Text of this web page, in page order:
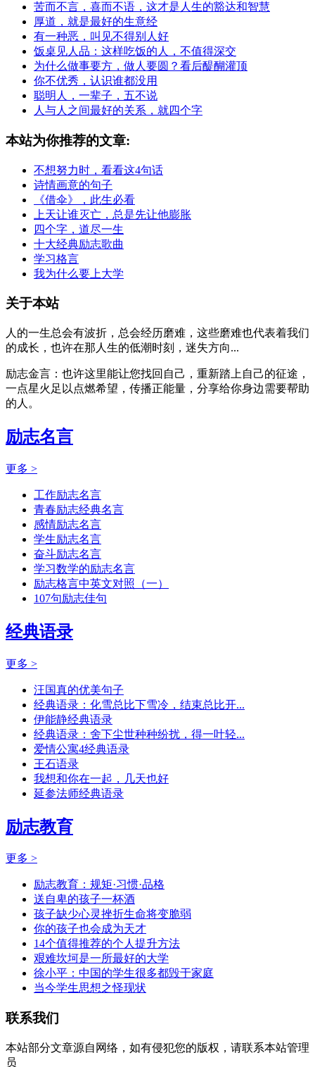
苦而不言，喜而不语，这才是人生的豁达和智慧
厚道，就是最好的生意经
有一种恶，叫见不得别人好
饭桌见人品：这样吃饭的人，不值得深交
为什么做事要方，做人要圆？看后醍醐灌顶
你不优秀，认识谁都没用
聪明人，一辈子，五不说
人与人之间最好的关系，就四个字
本站为你推荐的文章:
不想努力时，看看这4句话
诗情画意的句子
《借伞》，此生必看
上天让谁灭亡，总是先让他膨胀
四个字，道尽一生
十大经典励志歌曲
学习格言
我为什么要上大学
关于本站
人的一生总会有波折，总会经历磨难，这些磨难也代表着我们
的成长，也许在那人生的低潮时刻，迷失方向...
励志金言：也许这里能让您找回自己，重新踏上自己的征途，
一点星火足以点燃希望，传播正能量，分享给你身边需要帮助
的人。
励志名言
更多 >
工作励志名言
青春励志经典名言
感情励志名言
学生励志名言
奋斗励志名言
学习数学的励志名言
励志格言中英文对照（一）
107句励志佳句
经典语录
更多 >
汪国真的优美句子
经典语录：化雪总比下雪冷，结束总比开...
伊能静经典语录
经典语录：舍下尘世种种纷扰，得一叶轻...
爱情公寓4经典语录
王石语录
我想和你在一起，几天也好
延参法师经典语录
励志教育
更多 >
励志教育：规矩·习惯·品格
送自卑的孩子一杯酒
孩子缺少心灵挫折生命将变脆弱
你的孩子也会成为天才
14个值得推荐的个人提升方法
艰难坎坷是一所最好的大学
徐小平：中国的学生很多都毁于家庭
当今学生思想之怪现状
联系我们
本站部分文章源自网络，如有侵犯您的版权，请联系本站管理
员